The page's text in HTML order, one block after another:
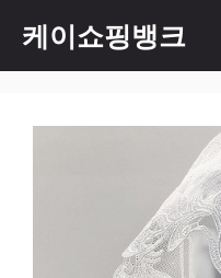
content
케이쇼핑뱅크